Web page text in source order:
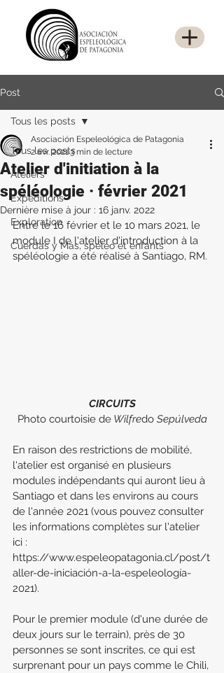
Post
Tous les posts
Ateliers
Expéditions
Exploration
Cuerdas y Más, spéleo et enfants
Tous les posts
Atelier d'initiation à la
spéléologie · février 2021
Asociación Espeleológica de Patagonia
2 avr. 20213 min de lecture
Dernière mise à jour : 16 janv. 2022
Entre le 16 février et le 10 mars 2021, le
module I de l'atelier d'introduction à la
spéléologie a été réalisé à Santiago, RM.
CIRCUITS
Photo courtoisie de Wilfredo Sepúlveda
En raison des restrictions de mobilité,
l'atelier est organisé en plusieurs
modules indépendants qui auront lieu à
Santiago et dans les environs au cours
de l'année 2021 (vous pouvez consulter
les informations complètes sur l'atelier
ici :
https://www.espeleopatagonia.cl/post/t
aller-de-iniciación-a-la-espeleología-
2021).
Pour le premier module (d'une durée de
deux jours sur le terrain), près de 30
personnes se sont inscrites, ce qui est
surprenant pour un pays comme le Chili,